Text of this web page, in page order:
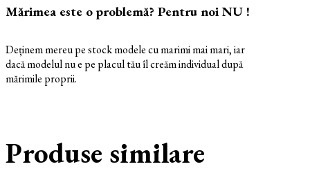
Mărimea este o problemă? Pentru noi NU !
Deținem mereu pe stock modele cu marimi mai mari, iar
dacă modelul nu e pe placul tău îl creăm individual după
mărimile proprii.
Produse similare